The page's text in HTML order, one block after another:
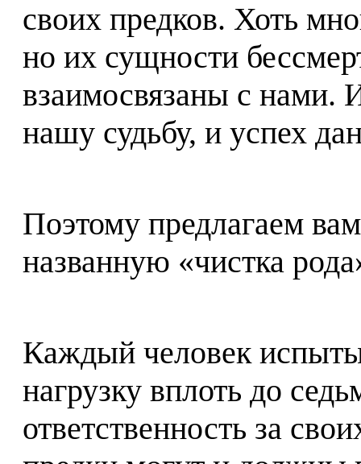
своих предков. Хоть
но их сущности
взаимосвязаны с нами.
нашу судьбу, и успех
Поэтому предлагаем
названную «чистка
Каждый человек
нагрузку вплоть до
ответственность за